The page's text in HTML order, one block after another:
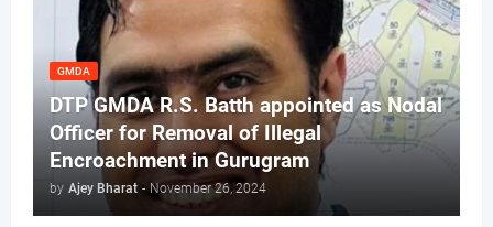
GMDA
DTP GMDA R.S. Batth appointed as Nodal
Officer for Removal of Illegal
Encroachment in Gurugram
by Ajey Bharat - November 26, 2024